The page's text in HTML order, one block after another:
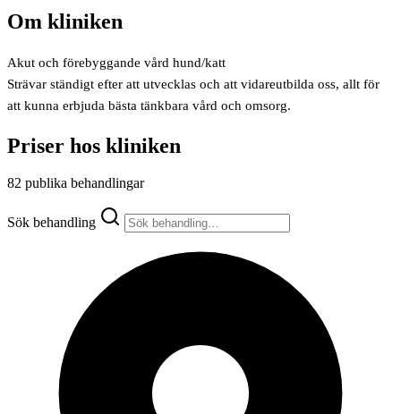
Om kliniken
Akut och förebyggande vård hund/katt
Strävar ständigt efter att utvecklas och att vidareutbilda oss, allt för
att kunna erbjuda bästa tänkbara vård och omsorg.
Priser hos kliniken
82 publika behandlingar
Sök behandling